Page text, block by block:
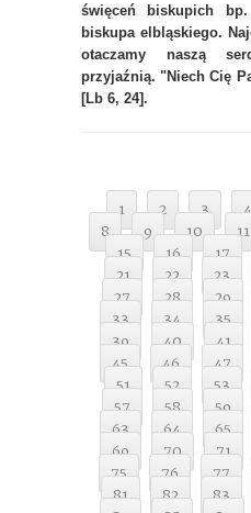
święceń biskupich
biskupa elbląskiego.
otaczamy naszą
przyjaźnią. "Niech Cię
[Lb 6, 24].
1 2 3 4
8
9 10 11
15
16 17
21
22 23
27
28 29
33
34 35
39
40 41
45
46 47
51
52 53
57
58 59
63
64 65
69
70 71
75
76 77
81
82 83